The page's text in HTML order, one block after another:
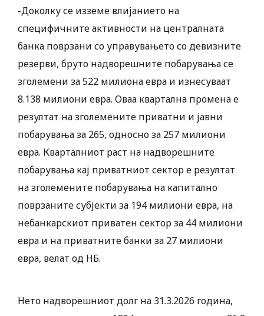
-Доколку се изземе влијанието на
специфичните активности на централната
банка поврзани со управувањето со девизните
резерви, бруто надворешните побарувања се
зголемени за 522 милиона евра и изнесуваат
8.138 милиони евра. Оваа квартална промена е
резултат на зголемените приватни и јавни
побарувања за 265, односно за 257 милиони
евра. Кварталниот раст на надворешните
побарувања кај приватниот сектор е резултат
на зголемените побарувања на капитално
поврзаните субјекти за 194 милиони евра, на
небанкарскиот приватен сектор за 44 милиони
евра и на приватните банки за 27 милиони
евра, велат од НБ.
Нето надворешниот долг на 31.3.2026 година,